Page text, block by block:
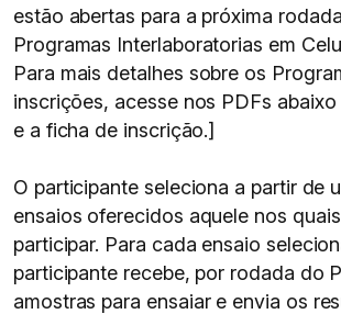
estão abertas para a próxima
Programas Interlaboratorias em
Para mais detalhes sobre os
inscrições, acesse nos PDFs
e a ficha de inscrição.]
O participante seleciona a partir de
ensaios oferecidos aquele nos
participar. Para cada ensaio
participante recebe, por rodada do
amostras para ensaiar e envia os